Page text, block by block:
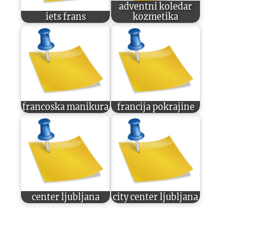
iets frans
adventni koledar
kozmetika
francoska manikura francija pokrajine
center ljubljana city center ljubljana